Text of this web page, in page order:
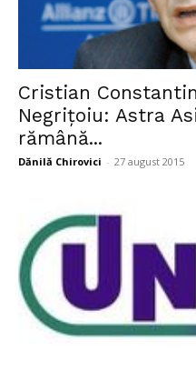
Cristian
Negriţoiu: Astra
rămână...
Dănilă Chirovici - 27 august 2015